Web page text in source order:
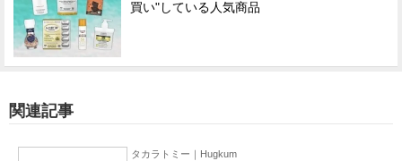
買い"している人気商品
関連記事
タカラトミー｜Hugkum